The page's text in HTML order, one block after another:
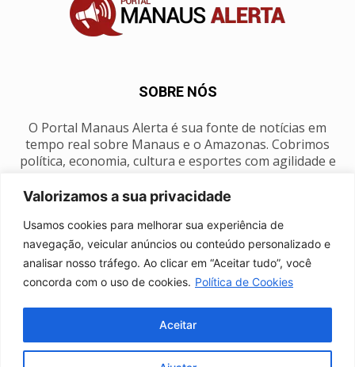
Valorizamos a sua privacidade
Usamos cookies para melhorar sua experiência de
navegação, veicular anúncios ou conteúdo personalizado e
analisar nosso tráfego. Ao clicar em “Aceitar tudo”, você
concorda com o uso de cookies. Política de Cookies
Aceitar
SOBRE NÓS
O Portal Manaus Alerta é sua fonte de notícias em
tempo real sobre Manaus e o Amazonas. Cobrimos
política, economia, cultura e esportes com agilidade e
SIGA-NOS